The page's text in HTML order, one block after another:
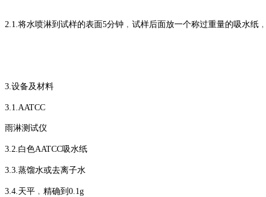
2.1.将水喷淋到试样的表面5分钟﹐试样后面放一个称过重量的吸水纸
3.设备及材料
3.1.AATCC
雨淋测试仪
3.2.白色AATCC吸水纸
3.3.蒸馏水或去离子水
3.4.天平﹐精确到0.1g